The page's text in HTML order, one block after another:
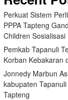
Perkuat Sistem
PPPA Tapteng
Children
Pemkab Tapanuli
Korban Kebakaran
Jonnedy Marbun
kabupaten
Tapteng